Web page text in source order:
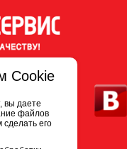
данных
Cookie
вы даете
файлов
его